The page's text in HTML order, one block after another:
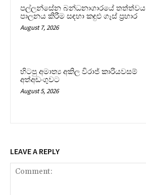
පල්ලන්සේන බන්ධනාගාරයේ තත්ත්වය
පාලනය කිරීම සඳහා කඳුළු ගෑස් ප්‍රහාර
August 7, 2026
හිටපු අමාත්‍ය අකිල විරාජ් කාරියවසම්
අත්අඩංගුවට
August 5, 2026
LEAVE A REPLY